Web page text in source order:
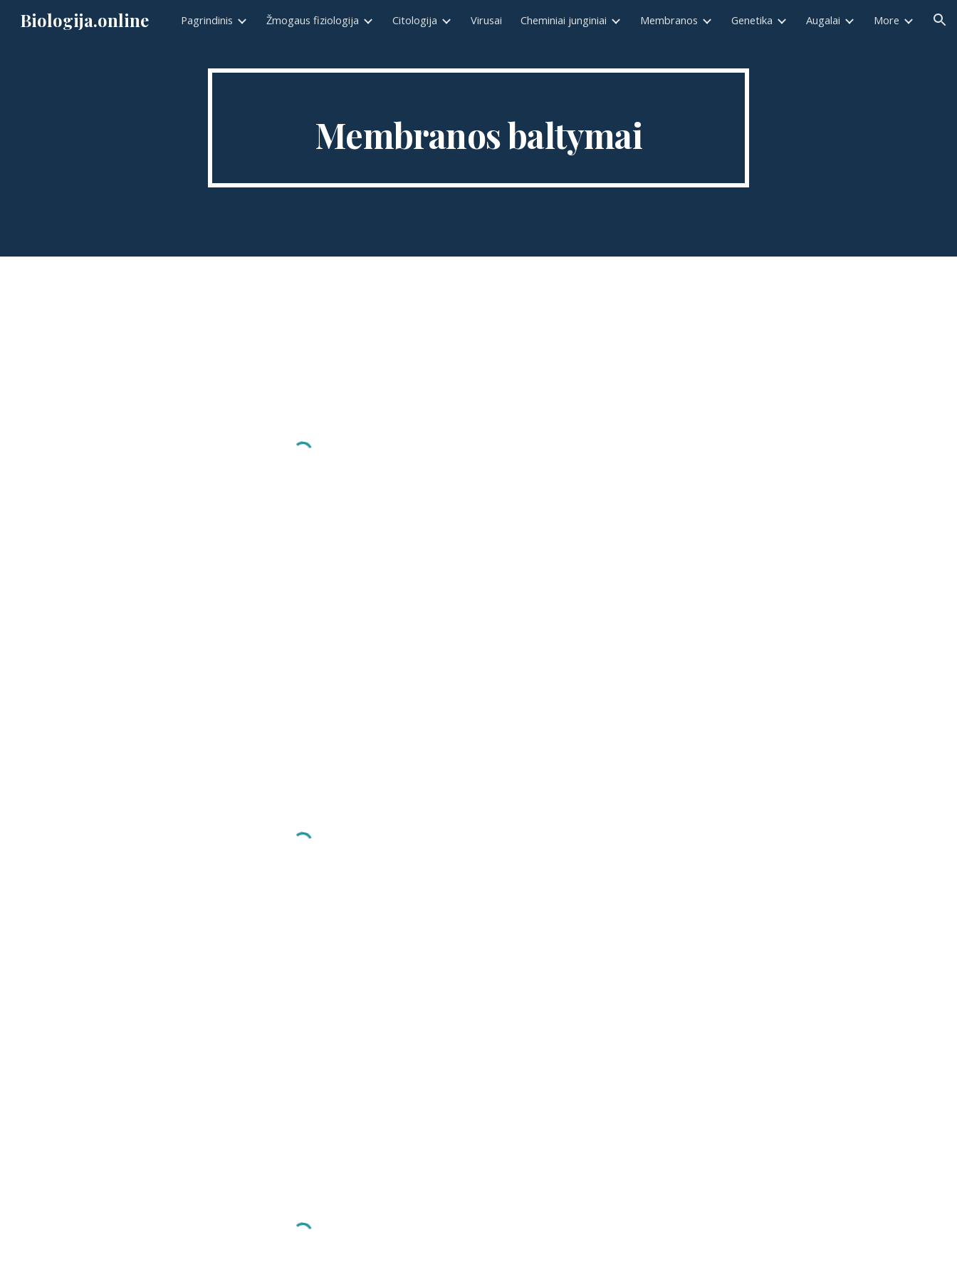
Skip to main content Skip to navigation
Biologija.online Pagrindinis Žmogaus fiziologija Citologija Virusai Cheminiai junginiai Membranos Genetika Augalai More
Membranos baltymai